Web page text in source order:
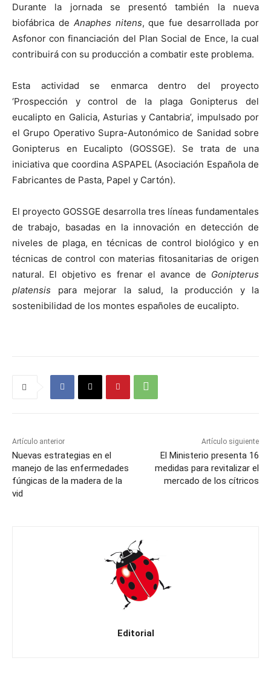
Durante la jornada se presentó también la nueva
biofábrica de Anaphes nitens, que fue desarrollada por
Asfonor con financiación del Plan Social de Ence, la cual
contribuirá con su producción a combatir este problema.
Esta actividad se enmarca dentro del proyecto
‘Prospección y control de la plaga Gonipterus del
eucalipto en Galicia, Asturias y Cantabria’, impulsado por
el Grupo Operativo Supra-Autonómico de Sanidad sobre
Gonipterus en Eucalipto (GOSSGE). Se trata de una
iniciativa que coordina ASPAPEL (Asociación Española de
Fabricantes de Pasta, Papel y Cartón).
El proyecto GOSSGE desarrolla tres líneas fundamentales
de trabajo, basadas en la innovación en detección de
niveles de plaga, en técnicas de control biológico y en
técnicas de control con materias fitosanitarias de origen
natural. El objetivo es frenar el avance de Gonipterus
platensis para mejorar la salud, la producción y la
sostenibilidad de los montes españoles de eucalipto.
Artículo anterior
Nuevas estrategias en el
manejo de las enfermedades
fúngicas de la madera de la
vid
Artículo siguiente
El Ministerio presenta 16
medidas para revitalizar el
mercado de los cítricos
Editorial